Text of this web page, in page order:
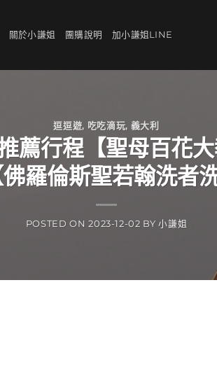
關於小謙姐 團購說明 加小謙姐LINE
逗逗遊, 吃吃滴玩, 義大利
薦行程【聖母百花
羅倫斯聖若翰洗者
POSTED ON2023-12-02 BY小謙姐